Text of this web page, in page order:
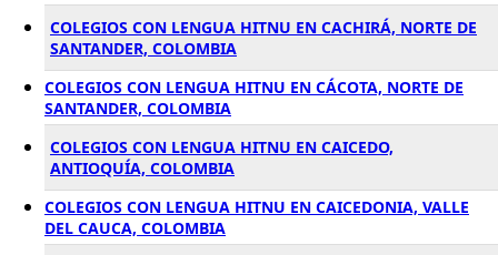
COLEGIOS CON LENGUA HITNU EN CACHIRÁ, NORTE DE
SANTANDER, COLOMBIA
COLEGIOS CON LENGUA HITNU EN CÁCOTA, NORTE DE
SANTANDER, COLOMBIA
COLEGIOS CON LENGUA HITNU EN CAICEDO,
ANTIOQUÍA, COLOMBIA
COLEGIOS CON LENGUA HITNU EN CAICEDONIA, VALLE
DEL CAUCA, COLOMBIA